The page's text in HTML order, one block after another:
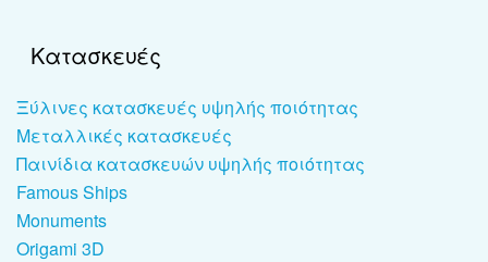
Κατασκευές
Ξύλινες κατασκευές υψηλής ποιότητας
Μεταλλικές κατασκευές
Παινίδια κατασκευών υψηλής ποιότητας
Famous Ships
Monuments
Origami 3D